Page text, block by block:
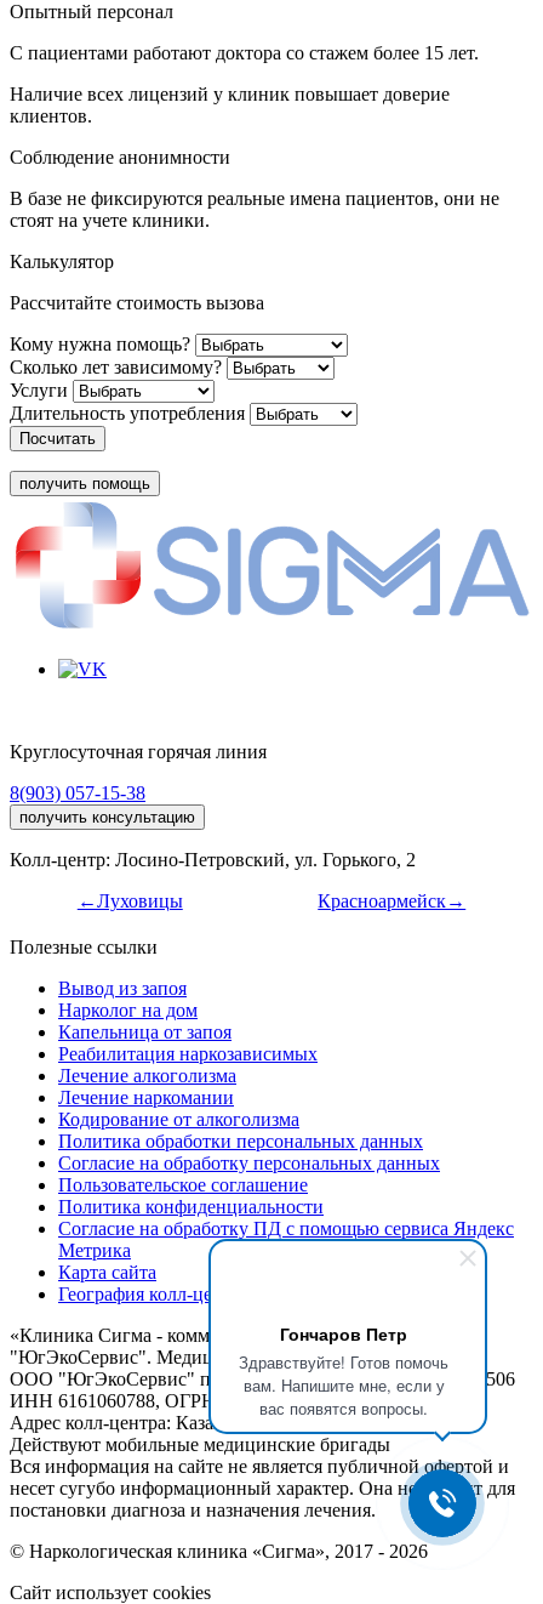
Гончаров Петр
Здравствуйте! Готов помочь
вам. Напишите мне, если у
вас появятся вопросы.
Опытный персонал
С пациентами работают доктора со стажем более 15 лет.
Наличие всех лицензий у клиник повышает доверие
клиентов.
Соблюдение анонимности
В базе не фиксируются реальные имена пациентов, они не
стоят на учете клиники.
Калькулятор
Рассчитайте стоимость вызова
Кому нужна помощь?
Сколько лет зависимому?
Услуги
Длительность употребления
Посчитать
получить помощь
Круглосуточная горячая линия
8(903) 057-15-38
получить консультацию
Колл-центр: Лосино-Петровский, ул. Горького, 2
←Луховицы
Красноармейск→
Полезные ссылки
Вывод из запоя
Нарколог на дом
Капельница от запоя
Реабилитация наркозависимых
Лечение алкоголизма
Лечение наркомании
Кодирование от алкоголизма
Политика обработки персональных данных
Согласие на обработку персональных данных
Пользовательское соглашение
Политика конфиденциальности
Согласие на обработку ПД с помощью сервиса Яндекс
Метрика
Карта сайта
География колл-центров
«Клиника Сигма - коммерческое название ООО
"ЮгЭкоСервис". Медицинские услуги предоставляет:
ООО "ЮгЭкоСервис" по лицензии Л041-01050-61/00357506
ИНН 6161060788, ОГРН 1116193001540
Адрес колл-центра: Казань, ул.Бутлерова, 44
Действуют мобильные медицинские бригады
Вся информация на сайте не является публичной офертой и
несет сугубо информационный характер. Она не служит для
постановки диагноза и назначения лечения.
© Наркологическая клиника «Сигма», 2017 - 2026
Сайт использует cookies